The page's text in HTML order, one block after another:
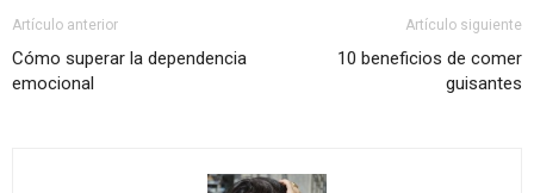
Artículo anterior
Cómo superar la dependencia
emocional
Artículo siguiente
10 beneficios de comer
guisantes